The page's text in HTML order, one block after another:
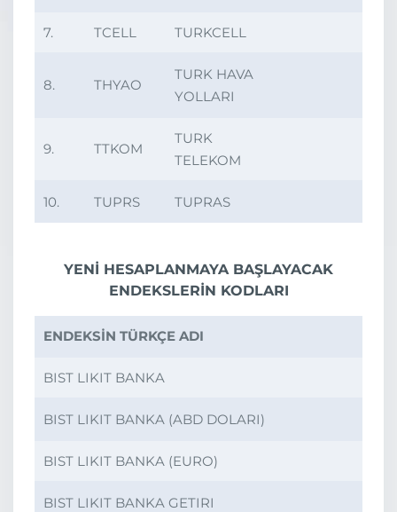
7. TCELL TURKCELL
8. THYAO
TURK HAVA
YOLLARI
9. TTKOM
TURK
TELEKOM
10. TUPRS TUPRAS
YENİ HESAPLANMAYA BAŞLAYACAK
ENDEKSLERİN KODLARI
ENDEKSİN TÜRKÇE ADI
BIST LIKIT BANKA
BIST LIKIT BANKA (ABD DOLARI)
BIST LIKIT BANKA (EURO)
BIST LIKIT BANKA GETIRI